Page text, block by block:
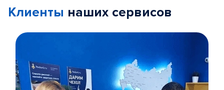
Клиенты наших сервисов